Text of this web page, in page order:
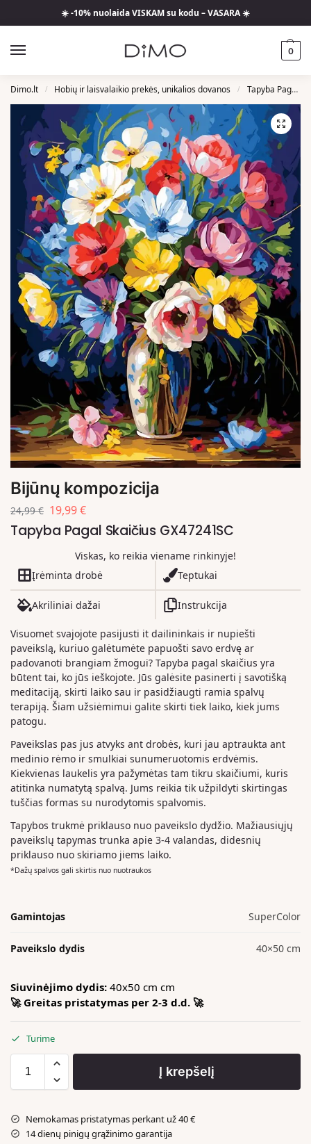
☀️ -10% nuolaida VISKAM su kodu – VASARA ☀️
0
Dimo.lt / Hobių ir laisvalaikio prekės, unikalios dovanos / Tapyba Pagal Skaičius
Bijūnų kompozicija
24,99€ 19,99€
Tapyba Pagal Skaičius GX47241SC
Viskas, ko reikia viename rinkinyje!
Įrėminta drobė
Teptukai
Akriliniai dažai Instrukcija
Visuomet svajojote pasijusti it dailininkais ir nupiešti
paveikslą, kuriuo galėtumėte papuošti savo erdvę ar
padovanoti brangiam žmogui? Tapyba pagal skaičius yra
būtent tai, ko jūs ieškojote. Jūs galėsite pasinerti į savotišką
meditaciją, skirti laiko sau ir pasidžiaugti ramia spalvų
terapiją. Šiam užsiėmimui galite skirti tiek laiko, kiek jums
patogu.
Paveikslas pas jus atvyks ant drobės, kuri jau aptraukta ant
medinio rėmo ir smulkiai sunumeruotomis erdvėmis.
Kiekvienas laukelis yra pažymėtas tam tikru skaičiumi, kuris
atitinka numatytą spalvą. Jums reikia tik užpildyti skirtingas
tuščias formas su nurodytomis spalvomis.
Tapybos trukmė priklauso nuo paveikslo dydžio. Mažiausiųjų
paveikslų tapymas trunka apie 3-4 valandas, didesnių
priklauso nuo skiriamo jiems laiko.
*Dažų spalvos gali skirtis nuo nuotraukos
Gamintojas SuperColor
Paveikslo dydis 40×50 cm
Siuvinėjimo dydis: 40x50 cm cm
🚀 Greitas pristatymas per 2-3 d.d. 🚀
Turime
Į krepšelį
Nemokamas pristatymas perkant už 40 €
14 dienų pinigų grąžinimo garantija